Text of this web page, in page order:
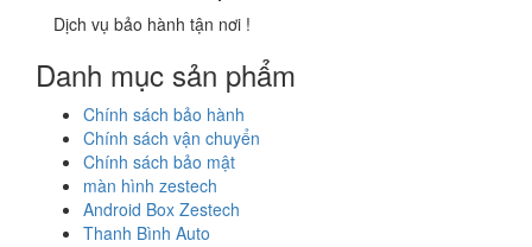
Dịch vụ bảo hành tận nơi !
Danh mục sản phẩm
Chính sách bảo hành
Chính sách vận chuyển
Chính sách bảo mật
màn hình zestech
Android Box Zestech
Thanh Bình Auto